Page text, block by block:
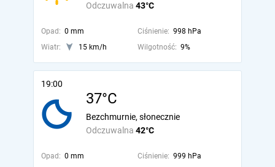
Odczuwalna 43°C
Opad: 0 mm Ciśnienie: 998 hPa
Wiatr:
15 km/h Wilgotność: 9%
19:00
37°C
Odczuwalna 42°C
Bezchmurnie, słonecznie
Opad: 0 mm Ciśnienie: 999 hPa